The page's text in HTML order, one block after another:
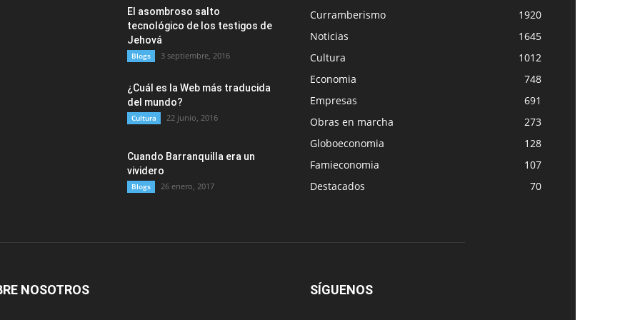
El asombroso salto
tecnológico de los testigos de
Jehová
Blogs 3 septiembre, 2016
¿Cuál es la Web más traducida
del mundo?
Cultura 22 junio, 2016
Cuando Barranquilla era un
vividero
Blogs 26 enero, 2017
Curramberismo
1920
Noticias
1645
Cultura
1012
Economia
748
Empresas
691
Obras en marcha
273
Globoeconomia
128
Famieconomia
107
Destacados
70
NOSOTROS SÍGUENOS